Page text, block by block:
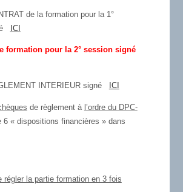
de la formation pour la 1°
ICI
formation pour la 2° session signé
INTERIEUR signé ICI
de règlement à l’ordre du DPC-
« dispositions financières » dans
régler la partie formation en 3 fois